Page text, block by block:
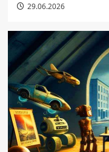
29.06.2026